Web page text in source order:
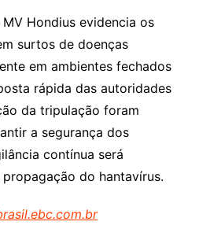
Hondius evidencia os
surtos de doenças
em ambientes fechados
rápida das autoridades
da tripulação foram
a segurança dos
contínua será
do hantavírus.